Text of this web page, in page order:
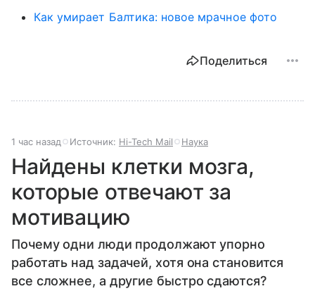
Как умирает Балтика: новое мрачное фото
Поделиться
1 час назад Источник: Hi-Tech Mail Наука
Найдены клетки мозга,
которые отвечают за
мотивацию
Почему одни люди продолжают упорно
работать над задачей, хотя она становится
все сложнее, а другие быстро сдаются?